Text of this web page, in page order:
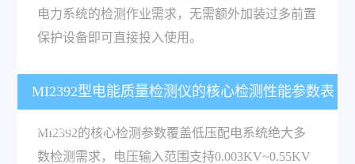
电力系统的检测作业需求，无需额外加装过多前置
保护设备即可直接投入使用。
MI2392型电能质量检测仪的核心检测性能参数表
现如何？
MI2392的核心检测参数覆盖低压配电系统绝大多
数检测需求，电压输入范围支持0.003KV~0.55KV